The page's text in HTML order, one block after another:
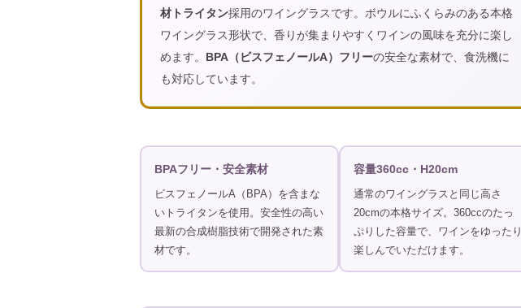
材トライタン採用のワイングラスです。ボウルにふくらみのある本格
ワイングラス形状で、香りが集まりやすくワインの風味を充分に楽し
めます。 BPA（ビスフェノールA）フリーの安全な素材で、食洗機に
も対応しています。
BPAフリー・安全素材
ビスフェノールA（BPA）を含まな
いトライタンを使用。安全性の高い
最新の合成樹脂技術で開発された素
材です。
容量360cc・H20cm
通常のワイングラスと同じ高さ
20cmの本格サイズ。360ccのたっ
ぷりした容量で、ワインをゆったり
楽しんでいただけます。